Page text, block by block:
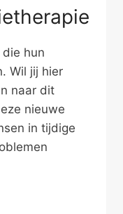
hun
Wil jij hier
naar dit
nieuwe
in tijdige